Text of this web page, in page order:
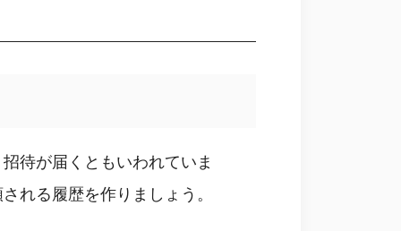
待が届くともいわれていま
れる履歴を作りましょう。